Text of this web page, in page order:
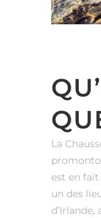
La
est en fait
un des